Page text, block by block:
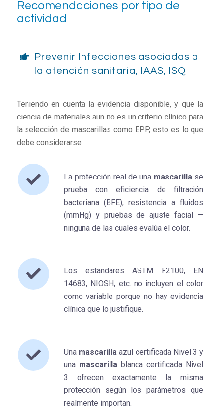
Recomendaciones por tipo de
actividad
Prevenir Infecciones asociadas a
la atención sanitaria, IAAS, ISQ
Teniendo en cuenta la evidencia disponible, y que la
ciencia de materiales aun no es un criterio clínico para
la selección de mascarillas como EPP, esto es lo que
debe considerarse:
La protección real de una mascarilla se
prueba con eficiencia de filtración
bacteriana (BFE), resistencia a fluidos
(mmHg) y pruebas de ajuste facial —
ninguna de las cuales evalúa el color.
Los estándares ASTM F2100, EN
14683, NIOSH, etc. no incluyen el color
como variable porque no hay evidencia
clínica que lo justifique.
Una mascarillaazul certificada Nivel 3 y
una mascarillablanca certificada Nivel
3 ofrecen exactamente la misma
protección según los parámetros que
realmente importan.